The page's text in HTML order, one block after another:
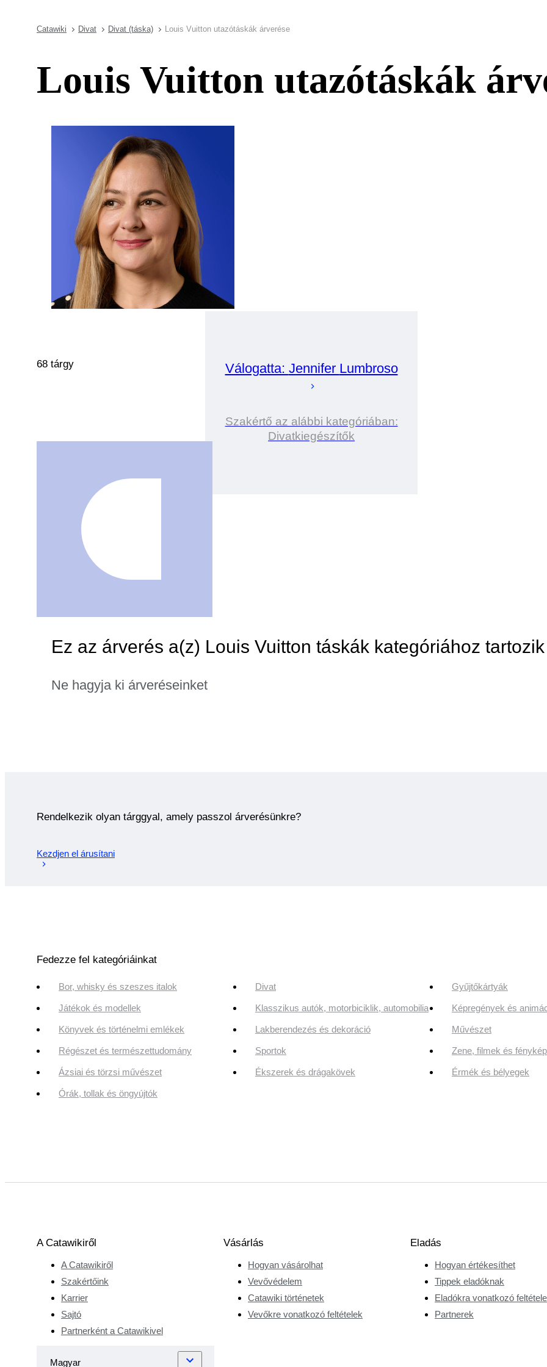
Catawiki Divat Divat (táska) Louis Vuitton utazótáskák árverése
Louis Vuitton utazótáskák
Válogatta: Jennifer Lumbroso
Szakértő az alábbi kategóriában:
Divatkiegészítők
68 tárgy
Ez az árverés a(z) Louis Vuitton táskák kategóriához tartozik
Ne hagyja ki árveréseinket
Rendelkezik olyan tárggyal, amely passzol árverésünkre?
Kezdjen el árusítani
Fedezze fel kategóriáinkat
Bor, whisky és szeszes italok Divat Gyűjtőkártyák
Játékok és modellek Klasszikus autók, motorbiciklik, automobilia Képregények és
Könyvek és történelmi emlékek Lakberendezés és dekoráció Művészet
Régészet és természettudomány Sportok Zene, filmek és
Ázsiai és törzsi művészet Ékszerek és drágakövek Érmék és bélyegek
Órák, tollak és öngyújtók
A Catawikiről
A Catawikiről
Szakértőink
Karrier
Sajtó
Partnerként a Catawikivel
Vásárlás
Hogyan vásárolhat
Vevővédelem
Catawiki történetek
Vevőkre vonatkozó feltételek
Eladás
Hogyan értékesíthet
Tippek eladóknak
Eladókra vonatkozó
Partnerek